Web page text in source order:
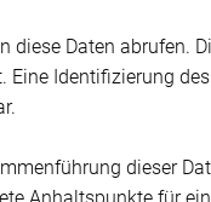
diese Daten abrufen.
Eine Identifizierung
dieser